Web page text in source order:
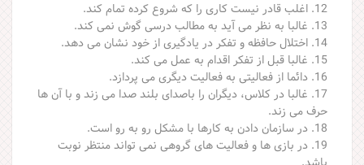
12. اغلب قادر نيست كاری را كه شروع كرده تمام كند.
13. غالبا به نظر می آيد به مطالب درسی گوش نمی كند.
14. اختلال حافظه و تفكر در يادگيری از خود نشان می دهد.
15. غالبا قبل از تفكر اقدام به عمل می كند.
16. دائما از فعاليتی به فعاليت ديگری می پردازد.
17. غالبا در كلاس، ديگران را باصدای بلند صدا می زند و با آن ها
حرف می زند.
18. در سازمان دادن به كارها با مشكل رو به رو است.
19. در بازی ها و فعاليت های گروهی نمی تواند منتظر نوبت